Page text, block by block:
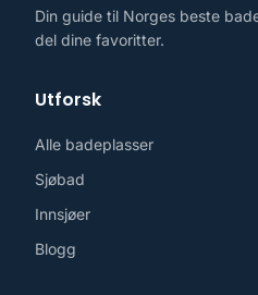
Din guide til Norges beste
del dine favoritter.
Utforsk
Alle badeplasser
Sjøbad
Innsjøer
Blogg